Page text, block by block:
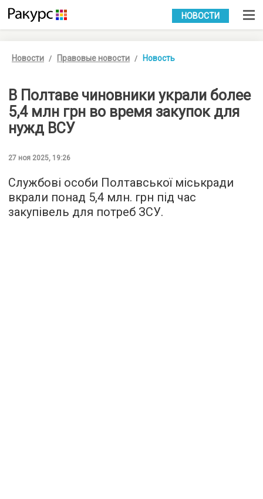
УКР РУС
НОВОСТИ
Новости Правовые новости Новость
В Полтаве чиновники украли более
5,4 млн грн во время закупок для
нужд ВСУ
27 ноя 2025, 19:26
Службові особи Полтавської міськради
вкрали понад 5,4 млн. грн під час
закупівель для потреб ЗСУ.